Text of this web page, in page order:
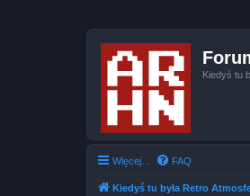
Kiedyś tu
Więcej… FAQ
Kiedyś tu była Retro